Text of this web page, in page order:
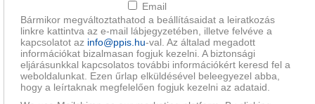
Email
Bármikor megváltoztathatod a beállításaidat a leiratkozás
linkre kattintva az e-mail lábjegyzetében, illetve felvéve a
kapcsolatot az info@ppis.hu-val. Az általad megadott
információkat bizalmasan fogjuk kezelni. A biztonsági
eljárásunkkal kapcsolatos további információkért keresd fel a
weboldalunkat. Ezen űrlap elküldésével beleegyezel abba,
hogy a leírtaknak megfelelően fogjuk kezelni az adataid.